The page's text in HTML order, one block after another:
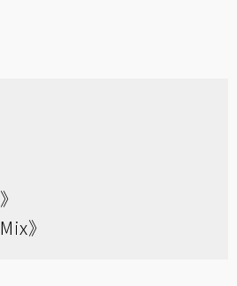
》